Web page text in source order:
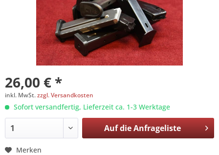
26,00 € *
inkl. MwSt.zzgl. Versandkosten
Sofort versandfertig, Lieferzeit ca. 1-3 Werktage
Auf dieAnfrageliste
Merken